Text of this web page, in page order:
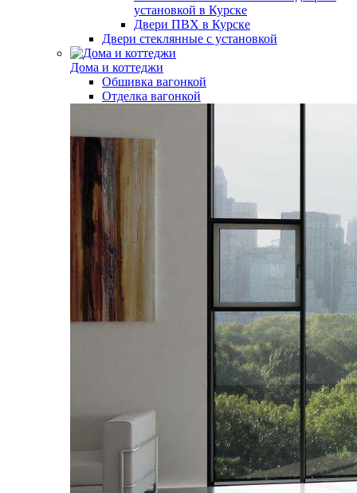
установкой в Курске
Двери ПВХ в Курске
Двери стеклянные с установкой
Дома и коттеджи
Обшивка вагонкой
Отделка вагонкой